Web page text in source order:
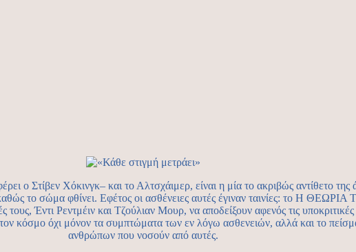
ο Στίβεν Χόκινγκ– και το Αλτσχάιμερ, είναι η μία το ακριβώς αντίθετο της
καθώς το σώμα φθίνει. Εφέτος οι ασθένειες αυτές έγιναν ταινίες:
τους, Έντι Ρεντμέιν και Τζούλιαν Μουρ, να αποδείξουν αφενός τις
κόσμο όχι μόνον τα συμπτώματα των εν λόγω ασθενειών, αλλά και το
ανθρώπων που νοσούν από αυτές.